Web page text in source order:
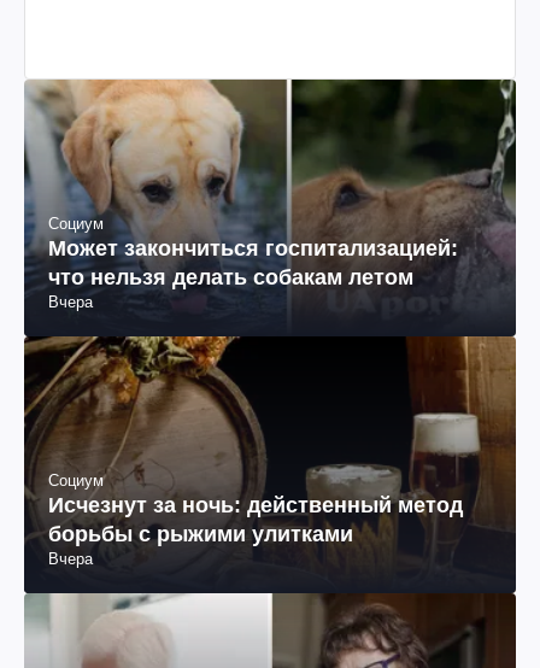
Социум
Может закончиться госпитализацией:
что нельзя делать собакам летом
Вчера
Социум
Исчезнут за ночь: действенный метод
борьбы с рыжими улитками
Вчера